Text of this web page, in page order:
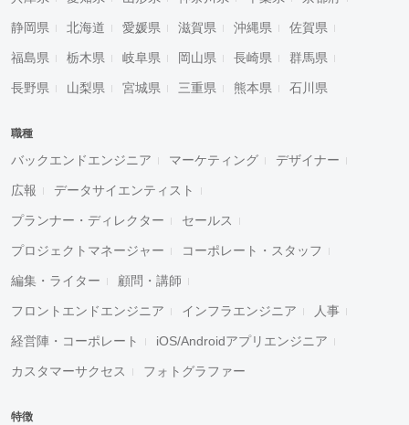
静岡県 北海道 愛媛県 滋賀県 沖縄県 佐賀県
福島県 栃木県 岐阜県 岡山県 長崎県 群馬県
長野県 山梨県 宮城県 三重県 熊本県 石川県
職種
バックエンドエンジニア マーケティング デザイナー
広報 データサイエンティスト
プランナー・ディレクター セールス
プロジェクトマネージャー コーポレート・スタッフ
編集・ライター 顧問・講師
フロントエンドエンジニア インフラエンジニア 人事
経営陣・コーポレート iOS/Androidアプリエンジニア
カスタマーサクセス フォトグラファー
特徴